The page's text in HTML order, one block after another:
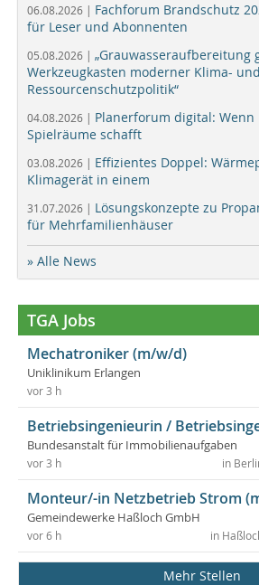
06.08.2026 | Fachforum Brandschutz
für Leser und Abonnenten
05.08.2026 | „Grauwasseraufbereitung
Werkzeugkasten moderner Klima- und
Ressourcenschutzpolitik“
04.08.2026 | Planerforum digital:
Spielräume schafft
03.08.2026 | Effizientes Doppel:
Klimagerät in einem
31.07.2026 | Lösungskonzepte zu
für Mehrfamilienhäuser
» Alle News
TGA Jobs
Mechatroniker (m/w/d)
Uniklinikum Erlangen
vor 3 h
Betriebsingenieurin /
Bundesanstalt für Immobilienaufgaben
in
vor 3 h
Monteur/-in Netzbetrieb Strom
Gemeindewerke Haßloch GmbH
in
vor 6 h
Mehr Stellen